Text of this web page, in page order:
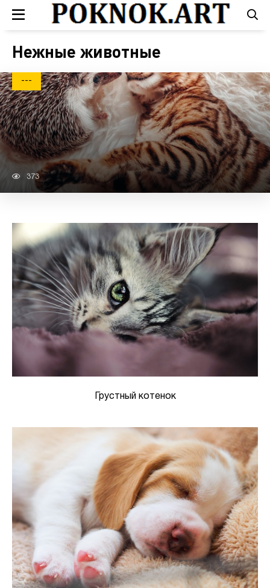
Нежные животные
---
373
Грустный котенок